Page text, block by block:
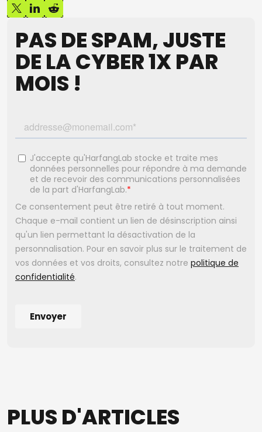
PAS DE SPAM, JUSTE
DE LA CYBER 1X PAR
MOIS !
PLUS D'ARTICLES